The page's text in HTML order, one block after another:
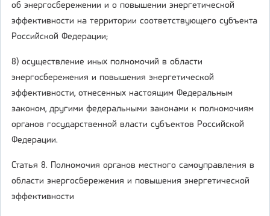
об энергосбережении и о повышении энергетической
эффективности на территории соответствующего субъекта
Российской Федерации;
8) осуществление иных полномочий в области
энергосбережения и повышения энергетической
эффективности, отнесенных настоящим Федеральным
законом, другими федеральными законами к полномочиям
органов государственной власти субъектов Российской
Федерации.
Статья 8. Полномочия органов местного самоуправления в
области энергосбережения и повышения энергетической
эффективности